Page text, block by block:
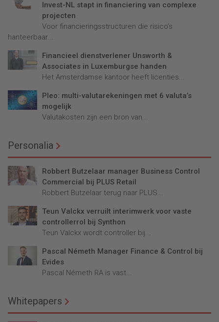
Invest-NL stapt in financiering van complexe
projecten
Voor financieringsstructuren die risico’s
hanteerbaar...
Financieel dienstverlener Unsworth &
Associates in Luxemburgse handen
Het Amsterdamse kantoor heeft licenties...
Pleo: multi-valutarekeningen met 6 valuta’s
mogelijk
Valutakosten zijn een bron van...
Personalia
Robbert Butzelaar manager Business Control
Commercial bij PLUS Retail
Robbert Butzelaar terug naar PLUS...
Teun Valckx verruilt interimwerk voor vaste
controllerrol bij Synthon
Teun Valckx wordt controller bij...
Pascal Németh Manager Finance & Control bij
Evides
Pascal Németh RA is vast...
Whitepapers